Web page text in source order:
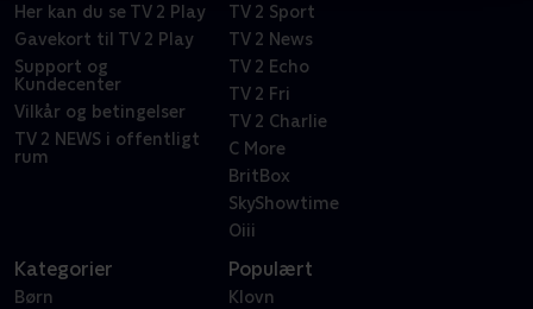
Her kan du se TV 2 Play
Gavekort til TV 2 Play
Support og
Kundecenter
Vilkår og betingelser
TV 2 NEWS i offentligt
rum
TV 2 Sport
TV 2 News
TV 2 Echo
TV 2 Fri
TV 2 Charlie
C More
BritBox
SkyShowtime
Oiii
Kategorier
Børn
Populært
Klovn